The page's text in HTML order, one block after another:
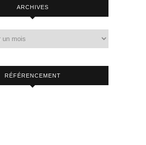
ARCHIVES
RÉFÉRENCEMENT